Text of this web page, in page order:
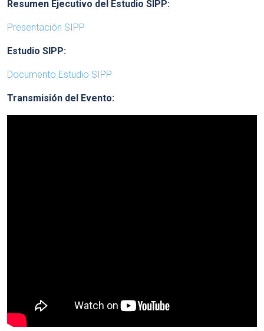
Resumen Ejecutivo del Estudio SIPP:
Presentación SIPP
Estudio SIPP:
Documento Estudio SIPP
Transmisión del Evento: